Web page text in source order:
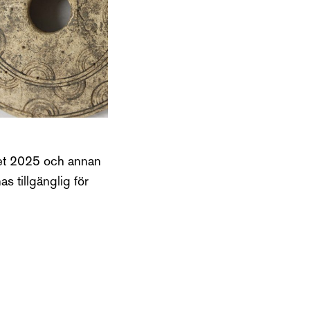
2025 och annan
tillgänglig för